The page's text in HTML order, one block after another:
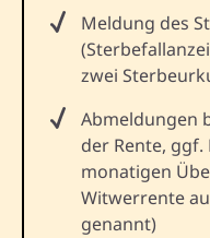
Meldung des
zwei
Abmeldungen
der Rente,
monatigen
Witwerrente
genannt)